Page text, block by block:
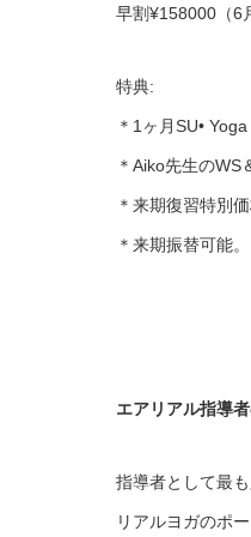
早割¥158000（6
特典:
＊1ヶ月SU•
＊Aiko先生のWS
＊来期復習特別
＊来期振替可能。
エアリアル指導
指導者として最
リアルヨガのポ